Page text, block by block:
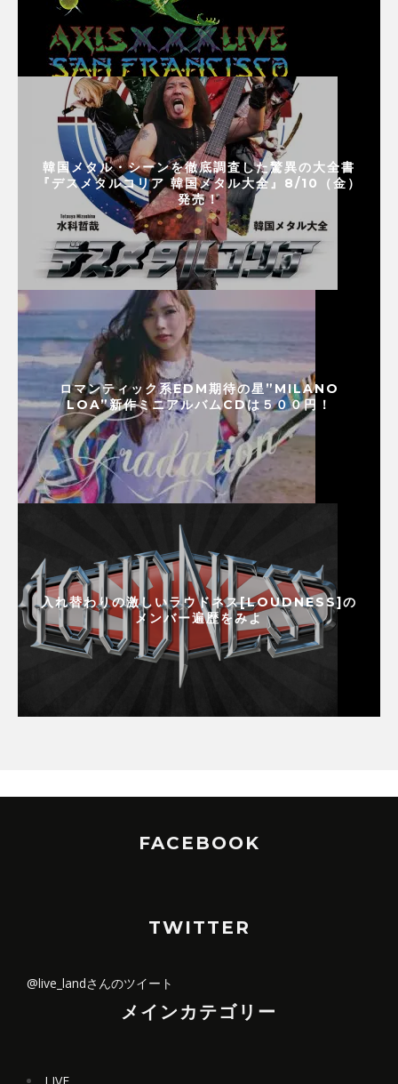
韓国メタル・シーンを徹底調査した驚異の大全書
『デスメタルコリア 韓国メタル大全』8/10（金）
発売！
ロマンティック系EDM期待の星”MILANO
LOA”新作ミニアルバムCDは５００円！
入れ替わりの激しいラウドネス[LOUDNESS]の
メンバー遍歴をみよ
FACEBOOK
TWITTER
@live_landさんのツイート
メインカテゴリー